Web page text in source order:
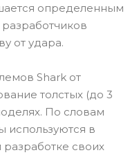
определенным
от удара.
Shark от
толстых (до 3
По словам
используются в
своих